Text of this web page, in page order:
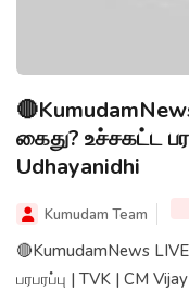
கைது? உச்சகட்ட
Udhayanidhi
Kumudam Team
🔴KumudamNews
பரபரப்பு | TVK | CM